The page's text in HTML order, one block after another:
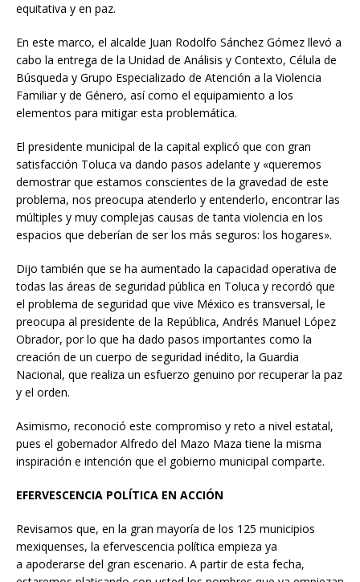
equitativa y en paz.
En este marco, el alcalde Juan Rodolfo Sánchez Gómez llevó a
cabo la entrega de la Unidad de Análisis y Contexto, Célula de
Búsqueda y Grupo Especializado de Atención a la Violencia
Familiar y de Género, así como el equipamiento a los
elementos para mitigar esta problemática.
El presidente municipal de la capital explicó que con gran
satisfacción Toluca va dando pasos adelante y «queremos
demostrar que estamos conscientes de la gravedad de este
problema, nos preocupa atenderlo y entenderlo, encontrar las
múltiples y muy complejas causas de tanta violencia en los
espacios que deberían de ser los más seguros: los hogares».
Dijo también que se ha aumentado la capacidad operativa de
todas las áreas de seguridad pública en Toluca y recordó que
el problema de seguridad que vive México es transversal, le
preocupa al presidente de la República, Andrés Manuel López
Obrador, por lo que ha dado pasos importantes como la
creación de un cuerpo de seguridad inédito, la Guardia
Nacional, que realiza un esfuerzo genuino por recuperar la paz
y el orden.
Asimismo, reconoció este compromiso y reto a nivel estatal,
pues el gobernador Alfredo del Mazo Maza tiene la misma
inspiración e intención que el gobierno municipal comparte.
EFERVESCENCIA POLÍTICA EN ACCIÓN
Revisamos que, en la gran mayoría de los 125 municipios
mexiquenses, la efervescencia política empieza ya
a apoderarse del gran escenario. A partir de esta fecha,